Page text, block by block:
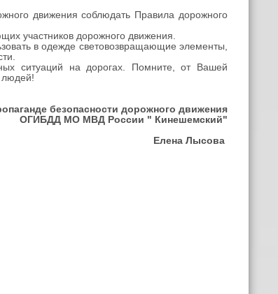
движения соблюдать Правила дорожного
участников дорожного движения.
в одежде световозвращающие элементы,
ситуаций на дорогах. Помните, от Вашей
людей!
безопасности дорожного движения
ОГИБДД МО МВД России " Кинешемский"
Елена Лысова